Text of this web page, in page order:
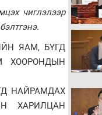
чиглэлээр
ЯАМ, БҮГД
ХООРОНДЫН
НАЙРАМДАХ
ХАРИЛЦАН